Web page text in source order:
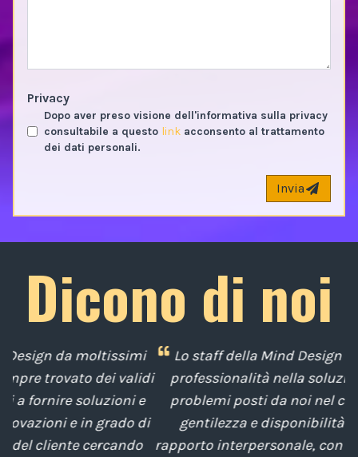
Privacy
Dopo aver preso visione dell'informativa sulla privacy
consultabile a questo link acconsento al trattamento
dei dati personali.
Invia
Dicono di noi
Lo staff della Mind Design ci ha mostrato la sua
professionalità nella soluzione tempestiva dei
problemi posti da noi nel corso degli anni, con
gentilezza e disponibilità nella gestione del
rapporto interpersonale, con competenze tecniche